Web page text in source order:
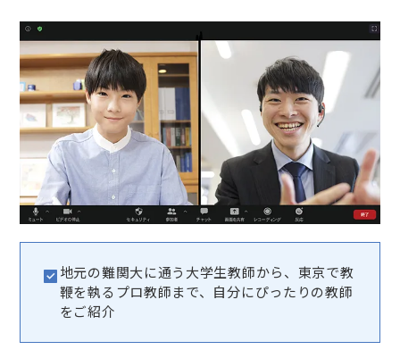
地元の難関大に通う大学生教師から、東京で教
鞭を執るプロ教師まで、自分にぴったりの教師
をご紹介